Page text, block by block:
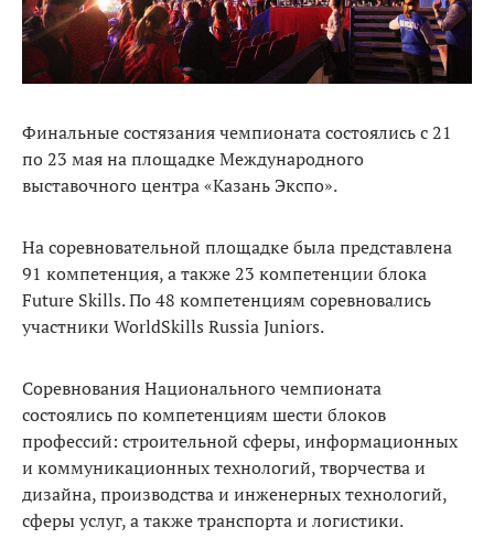
Финальные состязания чемпионата состоялись с 21
по 23 мая на площадке Международного
выставочного центра «Казань Экспо».
На соревновательной площадке была представлена
91 компетенция, а также 23 компетенции блока
Future Skills. По 48 компетенциям соревновались
участники WorldSkills Russia Juniors.
Соревнования Национального чемпионата
состоялись по компетенциям шести блоков
профессий: строительной сферы, информационных
и коммуникационных технологий, творчества и
дизайна, производства и инженерных технологий,
сферы услуг, а также транспорта и логистики.